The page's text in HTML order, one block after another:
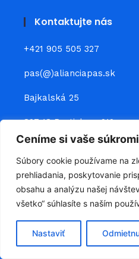
Ceníme si vaše
Súbory cookie používame na
prehliadania, poskytovanie
obsahu a analýzu našej
všetko“ súhlasíte s naším
Nastaviť
Kontaktujte nás
+421 905 505 327
pas(@)alianciapas.sk
Bajkalská 25
827 18 Bratislava 212
Prepojte sa s nami